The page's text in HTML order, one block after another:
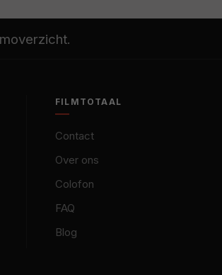
FILMTOTAAL
Contact
Over ons
Colofon
FAQ
Blog